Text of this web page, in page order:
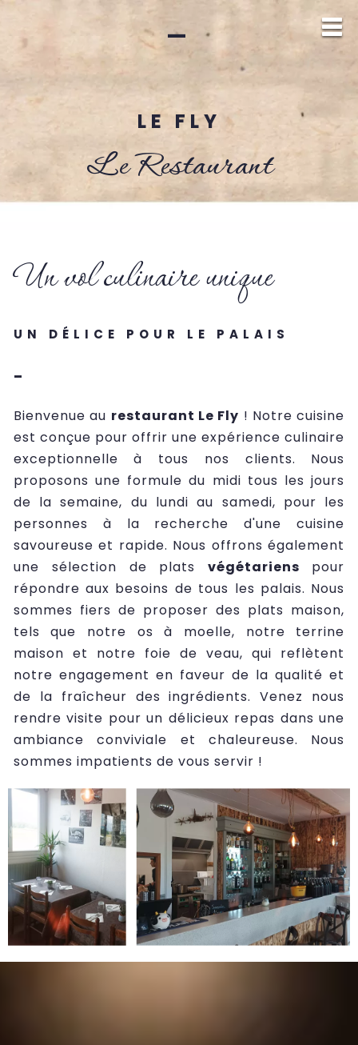
—
LE FLY
Le Restaurant
Un vol culinaire unique
UN DÉLICE POUR LE PALAIS
-
Bienvenue au restaurant Le Fly ! Notre cuisine
est conçue pour offrir une expérience culinaire
exceptionnelle à tous nos clients. Nous
proposons une formule du midi tous les jours
de la semaine, du lundi au samedi, pour les
personnes à la recherche d'une cuisine
savoureuse et rapide. Nous offrons également
une sélection de platsvégétariens pour
répondre aux besoins de tous les palais. Nous
sommes fiers de proposer des plats maison,
tels que notre os à moelle, notre terrine
maison et notre foie de veau, qui reflètent
notre engagement en faveur de la qualité et
de la fraîcheur des ingrédients. Venez nous
rendre visite pour un délicieux repas dans une
ambiance conviviale et chaleureuse. Nous
sommes impatients de vous servir !